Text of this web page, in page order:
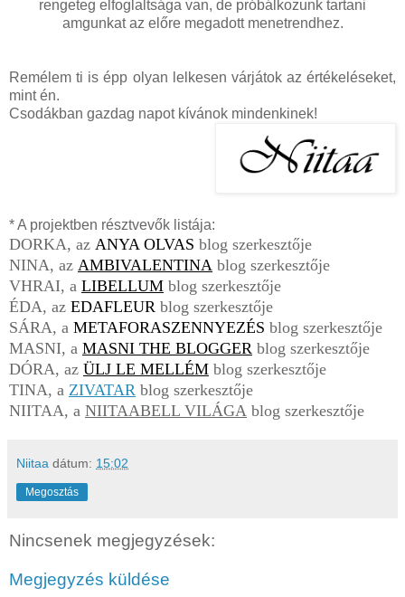
rengeteg elfoglaltsága van, de próbálkozunk tartani
amgunkat az előre megadott menetrendhez.
Remélem ti is épp olyan lelkesen várjátok az értékeléseket,
mint én.
Csodákban gazdag napot kívánok mindenkinek!
* A projektben résztvevők listája:
DORKA, az ANYA OLVAS blog szerkesztője
NINA, az AMBIVALENTINA blog szerkesztője
VHRAI, a LIBELLUM blog szerkesztője
ÉDA, az EDAFLEUR blog szerkesztője
SÁRA, a METAFORASZENNYEZÉS blog szerkesztője
MASNI, a MASNI THE BLOGGER blog szerkesztője
DÓRA, az ÜLJ LE MELLÉM blog szerkesztője
TINA, a ZIVATAR blog szerkesztője
NIITAA, a NIITAABELL VILÁGA blog szerkesztője
Niitaa dátum: 15:02
Megosztás
Nincsenek megjegyzések:
Megjegyzés küldése